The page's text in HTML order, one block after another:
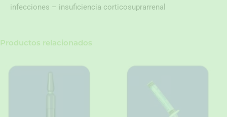
infecciones – insuficiencia corticosuprarrenal
Productos relacionados